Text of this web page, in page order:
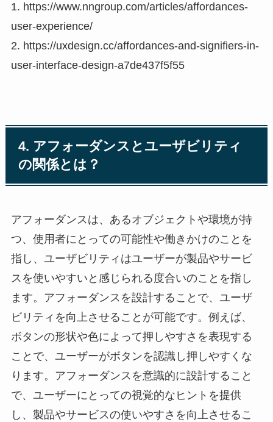
1. https://www.nngroup.com/articles/affordances-
user-experience/
2. https://uxdesign.cc/affordances-and-signifiers-in-
user-interface-design-a7de437f5f55
4. アフォーダンスとユーザビリティ
の関係とは？
アフォーダンスは、あるオブジェクトや環境が持
つ、使用者にとっての可能性や働きかけのことを
指し、ユーザビリティはユーザーが製品やサービ
スを使いやすいと感じられる度合いのことを指し
ます。アフォーダンスを設計することで、ユーザ
ビリティを向上させることが可能です。例えば、
ボタンの形状や色によって押しやすさを表現する
ことで、ユーザーがボタンを認識し押しやすくな
ります。アフォーダンスを意識的に設計すること
で、ユーザーにとっての視覚的なヒントを提供
し、製品やサービスの使いやすさを向上させるこ